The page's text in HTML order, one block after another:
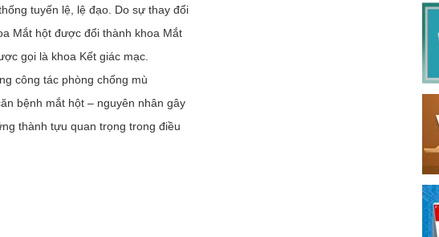
tuyến lệ, lệ đạo. Do sự thay đổi
Mắt hột được đổi thành khoa Mắt
gọi là khoa Kết giác mạc.
công tác phòng chống mù
bệnh mắt hột – nguyên nhân gây
thành tựu quan trọng trong điều